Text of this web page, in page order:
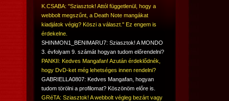
K.CSABA: "Sziasztok! Attól függetlenül, hogy a
webbolt megszűnt, a Death Note mangákat
kiadjátok végig? Köszi a választ." Ez engem is
érdekelne.
SHINMON1_BENIMARU7: Sziasztok! A MONDO
3. évfolyam 9. számát hogyan tudom előrendelni?
PANKII: Kedves Mangafan! Azután érdeklődnék,
hogy DvD-ket még lehetséges innen rendelni?
GABRIELLA0807: Kedves Mangafan, hogyan
tudom törölni a profilomat? Köszönöm előre is.
GRéTA: Sziasztok! A webbolt végleg bezárt vagy